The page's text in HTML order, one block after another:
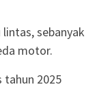
sebanyak
motor.
tahun 2025